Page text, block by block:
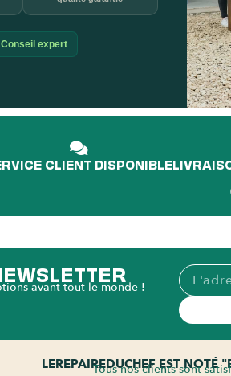
expert
CLIENT DISPONIBLE
avant tout le monde !
LEREPAIREDUCHEF EST NOTÉ
Tous nos clients sont